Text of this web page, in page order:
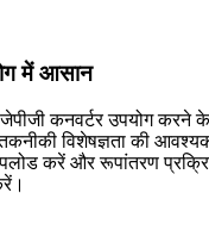
में आसान
जेपीजी कनवर्टर उपयोग करने
विशेषज्ञता की
करें और रूपांतरण